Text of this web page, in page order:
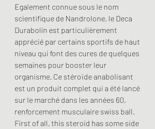
Egalement connue sous le nom
scientifique de Nandrolone, le Deca
Durabolin est particulièrement
apprécié par certains sportifs de haut
niveau qui font des cures de quelques
semaines pour booster leur
organisme. Ce stéroïde anabolisant
est un produit complet qui a été lancé
sur le marché dans les années 60,
renforcement musculaire swiss ball.
First of all, this steroid has some side